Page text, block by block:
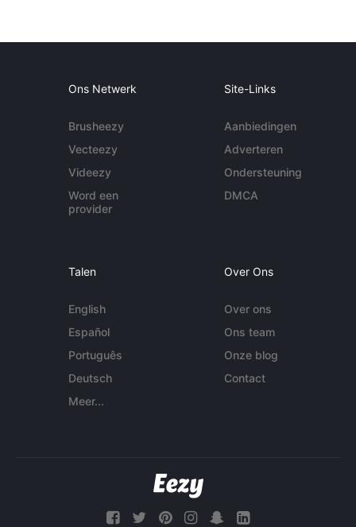
Ons Netwerk
Brusheezy
Vecteezy
Videezy
Word een
provider
Site-Links
Aanbiedingen
Adverteren
Ondersteuning
DMCA
Talen
English
Español
Português
Deutsch
Meer...
Over Ons
Over ons
Ons team
Onze blog
Contact